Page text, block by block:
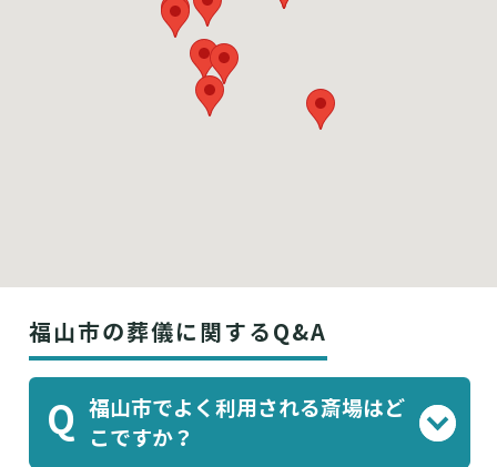
福山市の葬儀に関するQ&A
Q
福山市でよく利用される斎場はど
こですか？